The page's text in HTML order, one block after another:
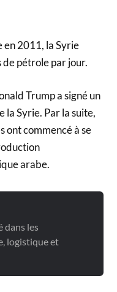
en 2011, la Syrie
pétrole par jour.
Trump a signé un
la Syrie. Par la suite,
ont commencé à se
arabe.
dans les
logistique et